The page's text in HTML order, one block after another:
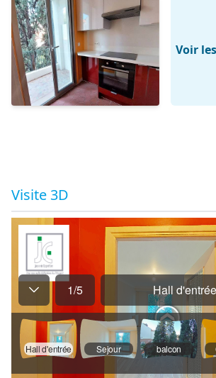
Voir
Visite 3D